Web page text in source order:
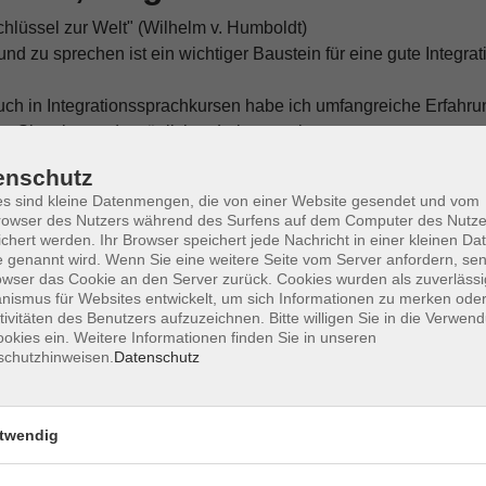
zur Welt" (Wilhelm v. Humboldt)
zu sprechen ist ein wichtiger Baustein für eine gute
in Integrationssprachkursen habe ich umfangreiche
Situationen des täglichen Lebens geben.
mit Ihnen, Sie zu begleiten und Ihnen
sind kleine Datenmengen, die von einer Website gesendet und vom
des Nutzers während des Surfens auf dem Computer des
werden. Ihr Browser speichert jede Nachricht in einer kleinen
genannt wird. Wenn Sie eine weitere Seite vom Server anfordern,
das Cookie an den Server zurück. Cookies wurden als
für Websites entwickelt, um sich Informationen zu merken
des Benutzers aufzuzeichnen. Bitte willigen Sie in die
ein. Weitere Informationen finden Sie in unseren
Datenschutz